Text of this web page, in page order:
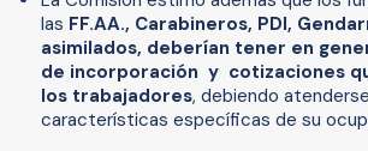
las FF.AA., Carabineros, PDI,
asimilados, deberían tener en
de incorporación y cotizaciones
los trabajadores, debiendo
características específicas de su